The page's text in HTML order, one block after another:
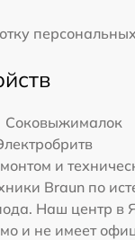
Соковыжималок
и
Braun по
Наш центр в
и не имеет